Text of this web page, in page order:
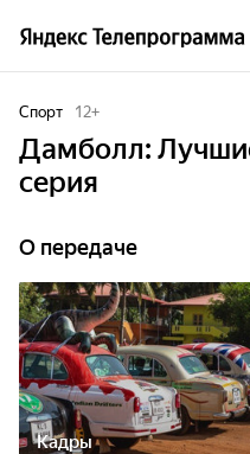
Спорт 12+
Дамболл:
серия
О передаче
Кадры